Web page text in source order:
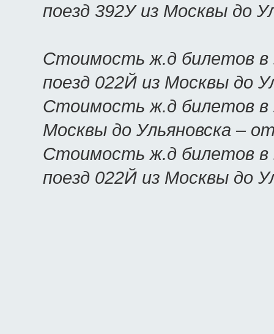
поезд 392У из Москвы до
Стоимость ж.д билетов в
поезд 022Й из Москвы до
Стоимость ж.д билетов в
Москвы до Ульяновска –
Стоимость ж.д билетов в
поезд 022Й из Москвы до